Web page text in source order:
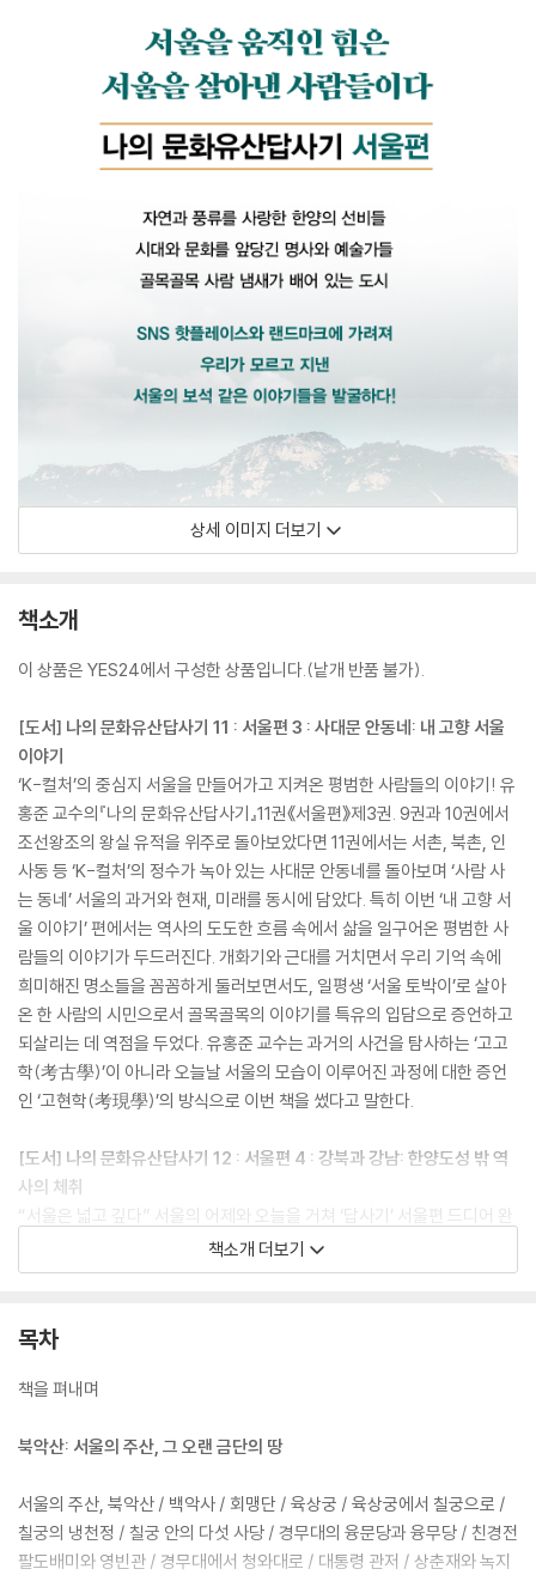
상세 이미지 더보기
책소개
이 상품은 YES24에서 구성한 상품입니다.(낱개 반품 불가).
[도서] 나의 문화유산답사기 11 : 서울편 3 : 사대문 안동네: 내 고향 서울
이야기
‘K-컬처’의 중심지 서울을 만들어가고 지켜온 평범한 사람들의 이야기! 유
홍준 교수의『나의 문화유산답사기』11권《서울편》제3권. 9권과 10권에서
조선왕조의 왕실 유적을 위주로 돌아보았다면 11권에서는 서촌, 북촌, 인
사동 등 ‘K-컬처’의 정수가 녹아 있는 사대문 안동네를 돌아보며 ‘사람 사
는 동네’ 서울의 과거와 현재, 미래를 동시에 담았다. 특히 이번 ‘내 고향 서
울 이야기’ 편에서는 역사의 도도한 흐름 속에서 삶을 일구어온 평범한 사
람들의 이야기가 두드러진다. 개화기와 근대를 거치면서 우리 기억 속에
희미해진 명소들을 꼼꼼하게 둘러보면서도, 일평생 ‘서울 토박이’로 살아
온 한 사람의 시민으로서 골목골목의 이야기를 특유의 입담으로 증언하고
되살리는 데 역점을 두었다. 유홍준 교수는 과거의 사건을 탐사하는 ‘고고
학(考古學)’이 아니라 오늘날 서울의 모습이 이루어진 과정에 대한 증언
인 ‘고현학(考現學)’의 방식으로 이번 책을 썼다고 말한다.
[도서] 나의 문화유산답사기 12 : 서울편 4 : 강북과 강남: 한양도성 밖 역
사의 체취
“서울은 넓고 깊다” 서울의 어제와 오늘을 거쳐 ‘답사기’ 서울편 드디어 완
간! 유홍준의『나의 문화유산답사기』서울편이 드디어 완간됐다. 11권에서
사대문 안동네에 스며든 서울의 근현대사를 돌아보았다면『나의 문화유산
때부터 지금까지 끊임없이 팽창을 거듭해온 역동적 공간으로서의 서울, 강
의 수도 한양이 왕조의 멸망 후에도 여전히 수도로서의 지위를 유지할 수
때문이었던바, ‘넓고 깊은 서울’ 탐사는 결국 그 들판으로 대이동해 삶을 영
창 과정에서 생겨난 역사문화의 현장을 찾는다. 성북동, 선정릉, 봉은사(강
남), 가양동, 망우리 등이 바로 그곳이다.
책소개 더보기
목차
책을 펴내며
북악산: 서울의 주산, 그 오랜 금단의 땅
서울의 주산, 북악산 / 백악사 / 회맹단 / 육상궁 / 육상궁에서 칠궁으로 /
칠궁의 냉천정 / 칠궁 안의 다섯 사당 / 경무대의 융문당과 융무당 / 친경전
팔도배미와 영빈관 / 경무대에서 청와대로 / 대통령 관저 / 상춘재와 녹지